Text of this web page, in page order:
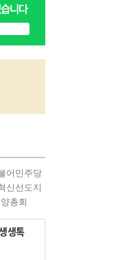
어민주당
신선도지
총회
생톡